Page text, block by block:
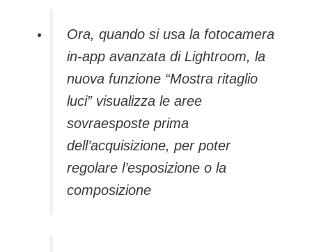
Ora, quando si usa la fotocamera
in-app avanzata di Lightroom, la
nuova funzione “Mostra ritaglio
luci” visualizza le aree
sovraesposte prima
dell’acquisizione, per poter
regolare l’esposizione o la
composizione